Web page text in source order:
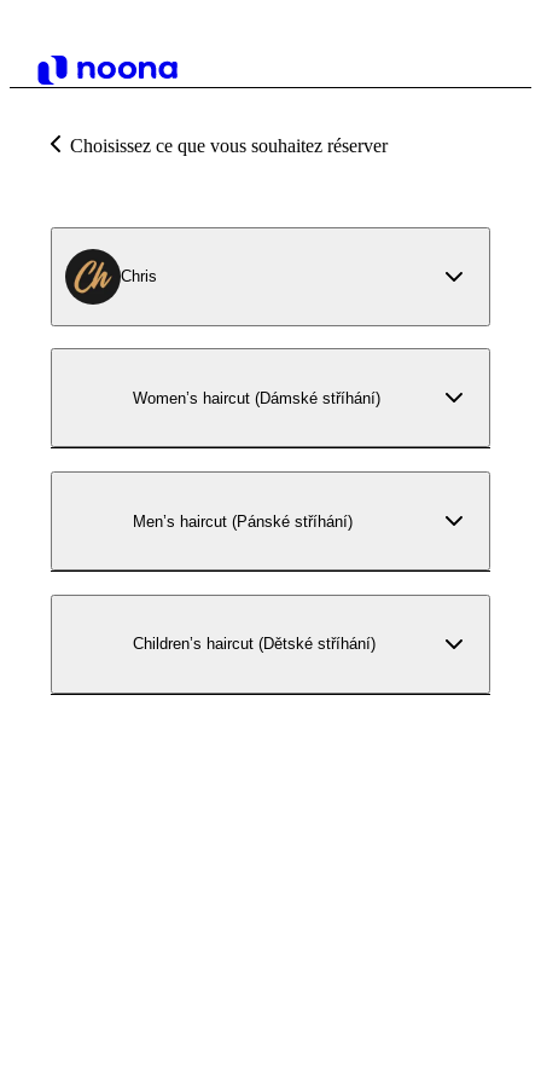
Choisissez ce que vous souhaitez réserver
Chris
Women’s haircut (Dámské stříhání)
Men’s haircut (Pánské stříhání)
Children’s haircut (Dětské stříhání)